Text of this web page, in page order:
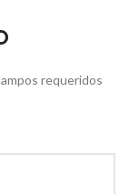
requeridos